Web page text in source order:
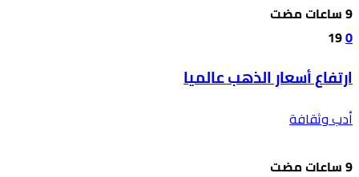
0
19
ارتفاع أسعار الذهب عالميا
أدب وثقافة